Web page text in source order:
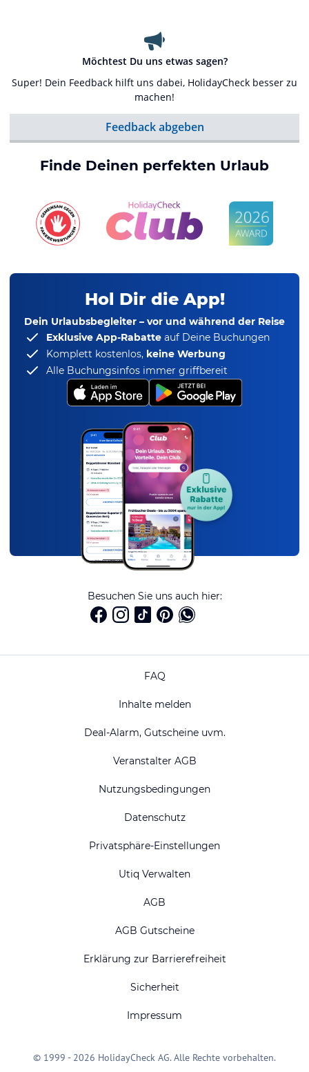
Möchtest Du uns etwas sagen?
Super! Dein Feedback hilft uns dabei, HolidayCheck besser zu
machen!
Feedback abgeben
Finde Deinen perfekten Urlaub
Hol Dir die App!
Dein Urlaubsbegleiter – vor und während der Reise
Exklusive App-Rabatte auf Deine Buchungen
Komplett kostenlos, keine Werbung
Alle Buchungsinfos immer griffbereit
Besuchen Sie uns auch hier:
FAQ
Inhalte melden
Deal-Alarm, Gutscheine uvm.
Veranstalter AGB
Nutzungsbedingungen
Datenschutz
Privatsphäre-Einstellungen
Utiq Verwalten
AGB
AGB Gutscheine
Erklärung zur Barrierefreiheit
Sicherheit
Impressum
© 1999 - 2026 HolidayCheck AG. Alle Rechte vorbehalten.